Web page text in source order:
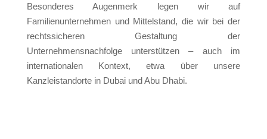
Besonderes Augenmerk legen wir auf
Familienunternehmen und Mittelstand, die wir bei der
rechtssicheren Gestaltung der
Unternehmensnachfolge unterstützen – auch im
internationalen Kontext, etwa über unsere
Kanzleistandorte in Dubai und Abu Dhabi.